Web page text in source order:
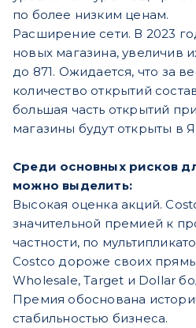
по более низким ценам.
Расширение сети. В 2023
новых магазина, увеличив
до 871. Ожидается, что за
количество открытий
большая часть открытий
магазины будут открыты в
Среди основных рисков
можно выделить:
Высокая оценка акций.
значительной премией к
частности, по
Costco дороже своих
Wholesale, Target и Dollar
Премия обоснована
стабильностью бизнеса.